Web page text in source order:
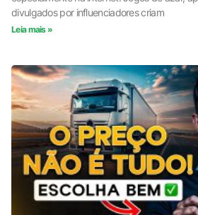
divulgados por influenciadores criam
Leia mais »